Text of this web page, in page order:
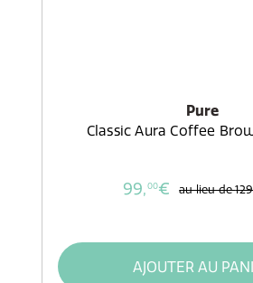
Pure
Classic Aura Coffee
99,00€ au lieu de
AJOUTER AU